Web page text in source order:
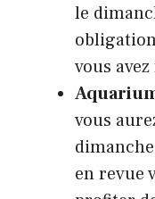
le
vous
vous
en revue